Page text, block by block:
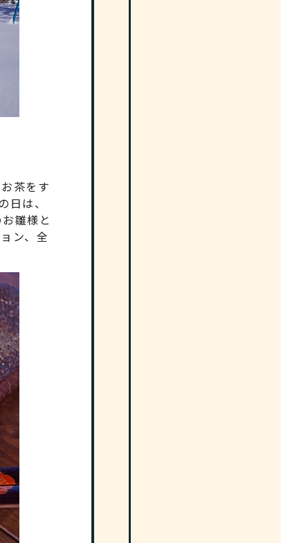
茶をす
は、
雛様と
ン、全